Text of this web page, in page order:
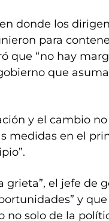
donde los
para
que “no hay
que
y el cambio
medidas en el
grieta”, el jefe de
y
no solo de la